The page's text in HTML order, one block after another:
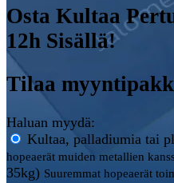
Osta Kultaa
12h Sisällä!
Tilaa
Haluan myydä:
Kultaa, palladiumia tai
hopeaerät muiden metallien
35kg) Suuremmat hopeaerät